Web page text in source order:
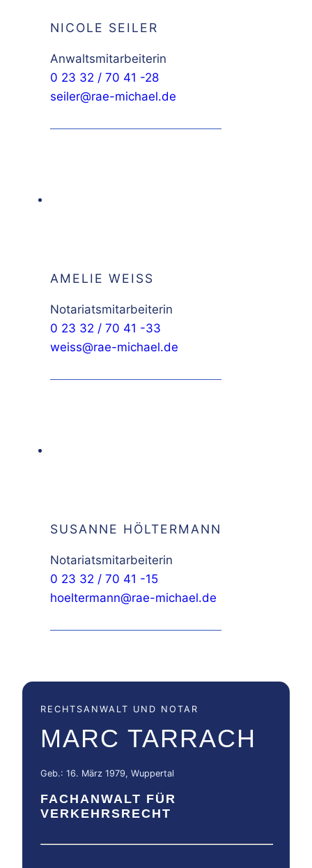
NICOLE SEILER
Anwaltsmitarbeiterin
0 23 32 / 70 41 -28
seiler@rae-michael.de
AMELIE WEISS
Notariatsmitarbeiterin
0 23 32 / 70 41 -33
weiss@rae-michael.de
SUSANNE HÖLTERMANN
Notariatsmitarbeiterin
0 23 32 / 70 41 -15
hoeltermann@rae-michael.de
RECHTSANWALT UND NOTAR
MARC TARRACH
Geb.: 16. März 1979, Wuppertal
FACHANWALT FÜR
VERKEHRSRECHT